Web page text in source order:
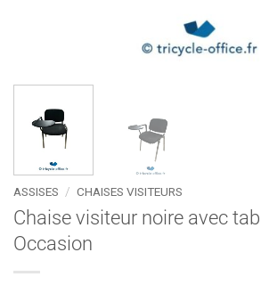
ASSISES / CHAISES VISITEURS
Chaise visiteur noire avec
Occasion